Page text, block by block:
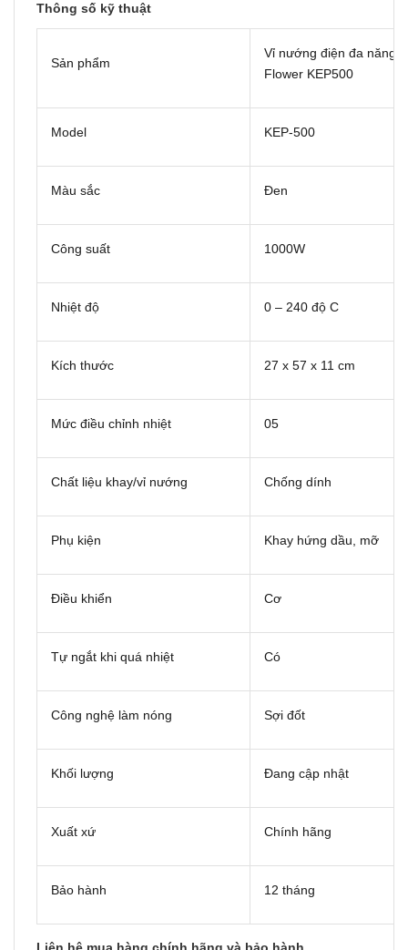
Thông số kỹ thuật
Sản phẩm
Vỉ nướng điện đa năng
Flower KEP500
Model KEP-500
Màu sắc Đen
Công suất 1000W
Nhiệt độ 0 – 240 độ C
Kích thước 27 x 57 x 11 cm
Mức điều chỉnh nhiệt 05
Chất liệu khay/vỉ nướng Chống dính
Phụ kiện Khay hứng dầu, mỡ
Điều khiển Cơ
Tự ngắt khi quá nhiệt Có
Công nghệ làm nóng Sợi đốt
Khối lượng Đang cập nhật
Xuất xứ Chính hãng
Bảo hành 12 tháng